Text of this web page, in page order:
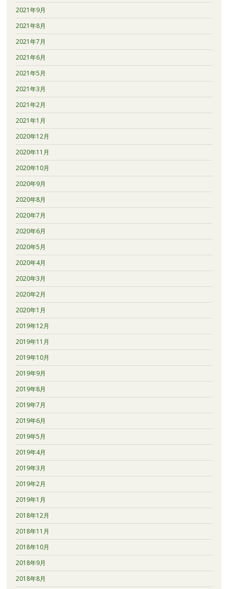
2021年9月
2021年8月
2021年7月
2021年6月
2021年5月
2021年3月
2021年2月
2021年1月
2020年12月
2020年11月
2020年10月
2020年9月
2020年8月
2020年7月
2020年6月
2020年5月
2020年4月
2020年3月
2020年2月
2020年1月
2019年12月
2019年11月
2019年10月
2019年9月
2019年8月
2019年7月
2019年6月
2019年5月
2019年4月
2019年3月
2019年2月
2019年1月
2018年12月
2018年11月
2018年10月
2018年9月
2018年8月